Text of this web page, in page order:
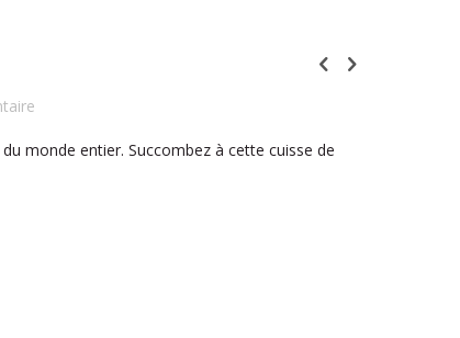
monde entier. Succombez à cette cuisse de